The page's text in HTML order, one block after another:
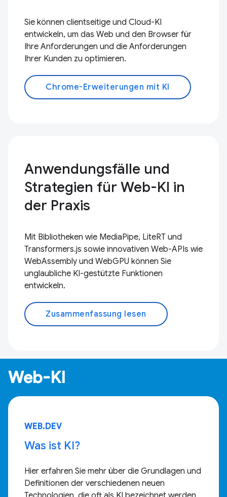
Sie können clientseitige und Cloud-KI
entwickeln, um das Web und den Browser für
Ihre Anforderungen und die Anforderungen
Ihrer Kunden zu optimieren.
Chrome-Erweiterungen mit KI
Anwendungsfälle und
Strategien für Web-KI in
der Praxis
Mit Bibliotheken wie MediaPipe, LiteRT und
Transformers.js sowie innovativen Web-APIs wie
WebAssembly und WebGPU können Sie
unglaubliche KI-gestützte Funktionen
entwickeln.
Zusammenfassung lesen
Web-KI
WEB.DEV
Was ist KI?
Hier erfahren Sie mehr über die Grundlagen und
Definitionen der verschiedenen neuen